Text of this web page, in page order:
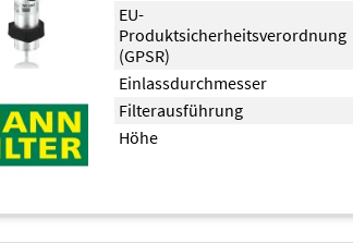
EU-
Produktsicherheitsverordnung
(GPSR)
Einlassdurchmesser
Filterausführung
Höhe